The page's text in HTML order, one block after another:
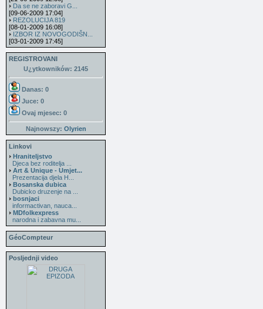
Da se ne zaboravi G...
[09-06-2009 17:04]
REZOLUCIJA 819
[08-01-2009 16:08]
IZBOR IZ NOVOGODIŠN...
[03-01-2009 17:45]
REGISTROVANI
U¿ytkowników: 2145
Danas: 0
Juce: 0
Ovaj mjesec: 0
Najnowszy: Olyrien
Linkovi
Hraniteljstvo
Djeca bez roditelja ...
Art & Unique - Umjet...
Prezentacija djela H...
Bosanska dubica
Dubicko druzenje na ...
bosnjaci
informactivan, nauca...
MDfolkexpress
narodna i zabavna mu...
GéoCompteur
Posljednji video